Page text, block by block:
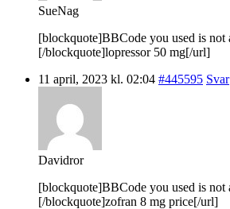
SueNag
[blockquote]BBCode you used is not
[/blockquote]lopressor 50 mg[/url]
11 april, 2023 kl. 02:04 #445595 Svar
Davidror
[blockquote]BBCode you used is not
[/blockquote]zofran 8 mg price[/url]